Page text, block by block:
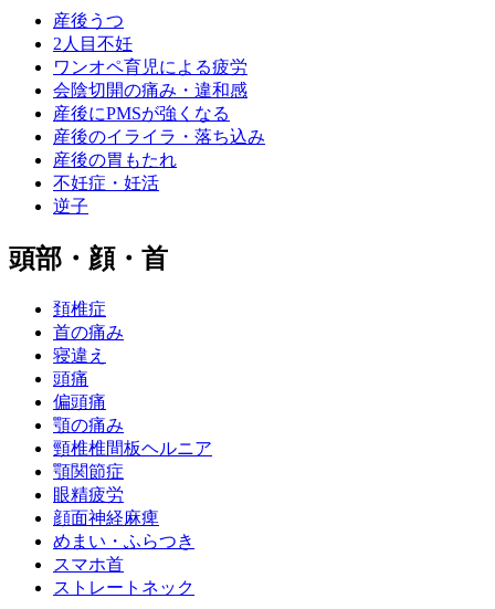
産後うつ
2人目不妊
ワンオペ育児による疲労
会陰切開の痛み・違和感
産後にPMSが強くなる
産後のイライラ・落ち込み
産後の胃もたれ
不妊症・妊活
逆子
頭部・顔・首
頚椎症
首の痛み
寝違え
頭痛
偏頭痛
顎の痛み
頸椎椎間板ヘルニア
顎関節症
眼精疲労
顔面神経麻痺
めまい・ふらつき
スマホ首
ストレートネック